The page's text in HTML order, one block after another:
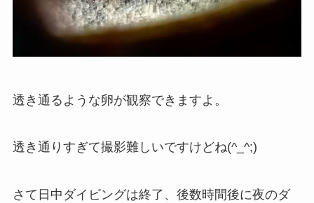
透き通るような卵が観察できますよ。
透き通りすぎて撮影難しいですけどね(^_^;)
さて日中ダイビングは終了、後数時間後に夜のダ